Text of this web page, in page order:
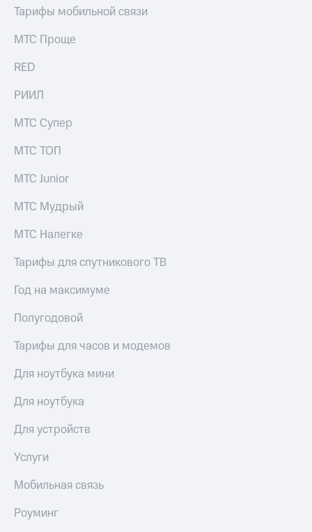
по QR-
за границей
магазин
и
колонки
часы
и
трекеры
дом
Планшеты
Акции
скидки
Все
Тарифы мобильной связи
МТС Проще
RED
РИИЛ
МТС Супер
МТС ТОП
МТС Junior
МТС Мудрый
МТС Налегке
Тарифы для спутникового ТВ
Год на максимуме
Полугодовой
Тарифы для часов и модемов
Для ноутбука мини
Для ноутбука
Для устройств
Услуги
Мобильная связь
Роуминг